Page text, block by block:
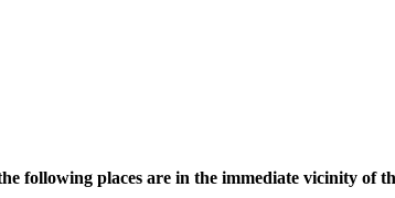
following places are in the immediate vicinity of